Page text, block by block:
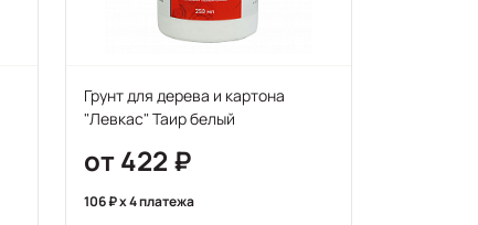
Грунт для дерева и картона
"Левкас" Таир белый
от 422
106 x 4 платежа